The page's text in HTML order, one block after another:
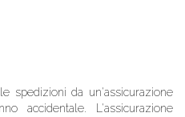
spedizioni da un'assicurazione
accidentale. L'assicurazione